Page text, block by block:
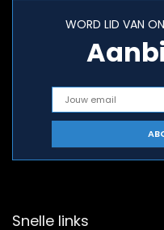
WORD LID VAN
Snelle links